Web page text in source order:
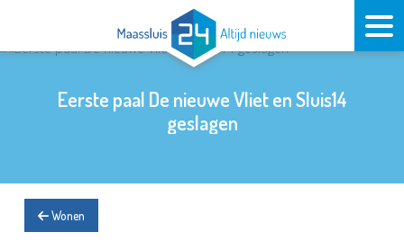
Eerste paal De nieuwe Vliet en Sluis14
geslagen
Wonen